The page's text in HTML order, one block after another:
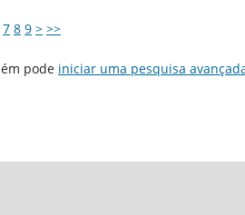
7 8 9 > >>
pode iniciar uma pesquisa